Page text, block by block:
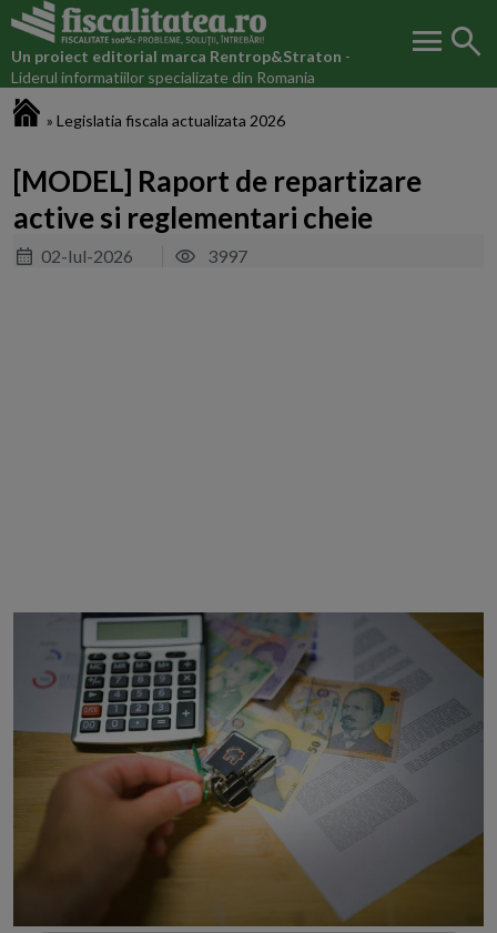
Un proiect editorial marca Rentrop&Straton -
Liderul informatiilor specializate din Romania
menu search
» Legislatia fiscala actualizata 2026
[MODEL] Raport de repartizare
active si reglementari cheie
02-Iul-2026 3997